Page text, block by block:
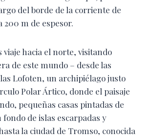
del borde de la corriente de
200 m de espesor.
hacia el norte, visitando
de este mundo – desde las
Lofoten, un archipiélago justo
Polar Ártico, donde el paisaje
pequeñas casas pintadas de
de islas escarpadas y
la ciudad de Tromso, conocida